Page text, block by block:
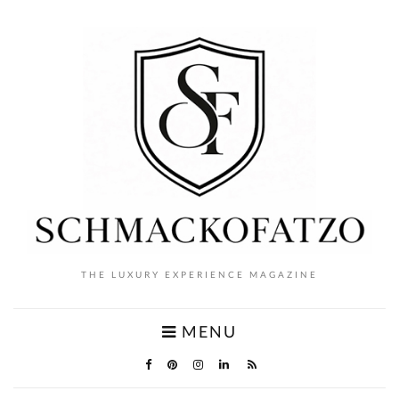
THE LUXURY EXPERIENCE MAGAZINE
MENU